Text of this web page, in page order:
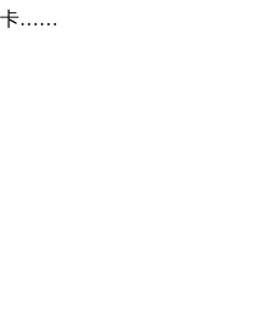
卡……